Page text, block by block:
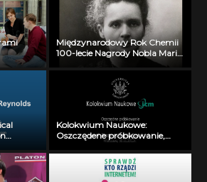
Międzynarodowy Rok Chemii
100-lecie Nagrody Nobla Marii
Skłodowskiej-Curie 1-4
Kolokwium Naukowe:
Oszczędene próbkowanie,
(30 listopada 2012)